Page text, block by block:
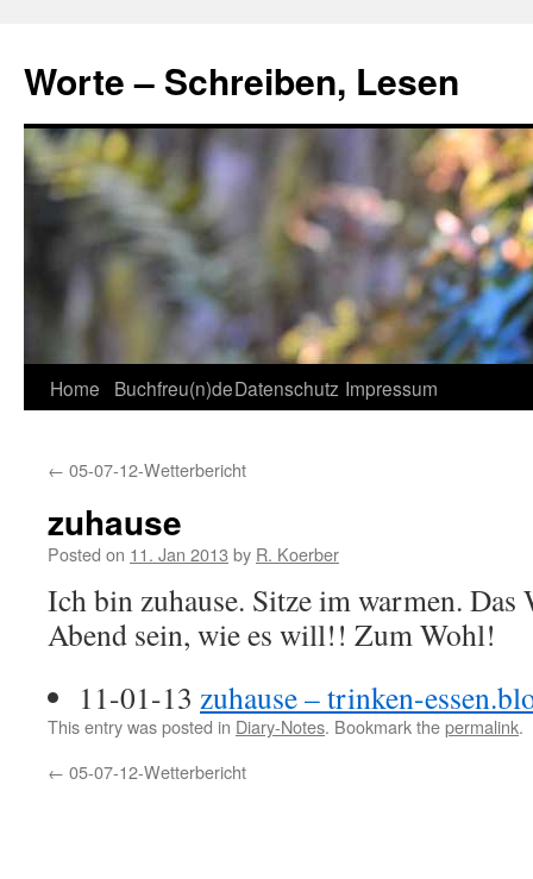
content
Worte – Schreiben, Lesen
Home Buchfreu(n)deDatenschutz Impressum
← 05-07-12-Wetterbericht
zuhause
Posted on 11. Jan 2013 by R. Koerber
Ich bin zuhause. Sitze im warmen. Das
Abend sein, wie es will!! Zum Wohl!
11-01-13 zuhause – trinken-
This entry was posted in Diary-Notes. Bookmark thepermalink.
← 05-07-12-Wetterbericht